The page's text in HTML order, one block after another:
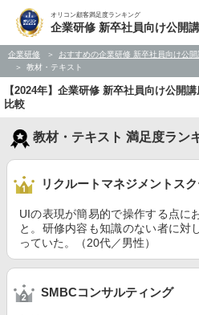
オリコン顧客満足度ランキング
企業研修 新卒社員向け公開
企業研修 おすすめの企業研修 新卒社員向け公
教材・テキスト
【2024年】企業研修 新卒社員向け公開
比較
教材・テキスト 満足度ラン
リクルートマネジメントス
UIの表現が簡易的で操作する点に
と。研修内容も知識のない者に対
っていた。（20代／男性）
SMBCコンサルティング